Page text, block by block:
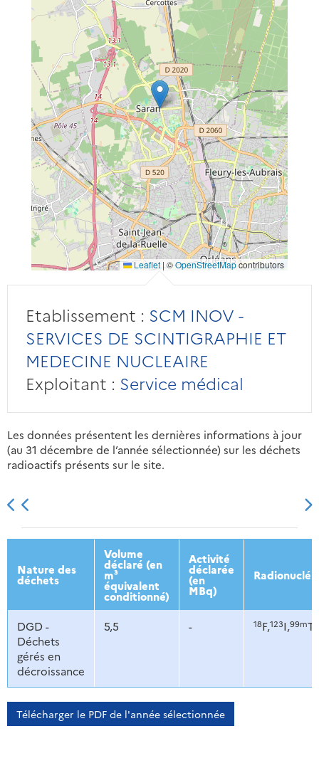
Leaflet | ©OpenStreetMapcontributors
Etablissement : SCM INOV -
SERVICES DE SCINTIGRAPHIE ET
MEDECINE NUCLEAIRE
Exploitant : Service médical
Les données présentent les dernières informations à jour
(au 31 décembre de l’année sélectionnée) sur les déchets
radioactifs présents sur le site.
2013 2014 2015 2016
Nature des
déchets
Volume
déclaré (en
m³
équivalent
conditionné)
Activité
déclarée
(en
MBq)
DGD -
Déchets
gérés en
décroissance
5,5 - 18F,123I,99mTc
Télécharger le PDF de l'année sélectionnée